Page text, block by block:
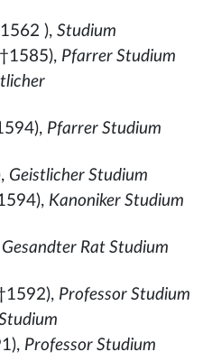
), Studium
Pfarrer Studium
Pfarrer Studium
Geistlicher Studium
Kanoniker Studium
Gesandter Rat Studium
Professor Studium
Professor Studium